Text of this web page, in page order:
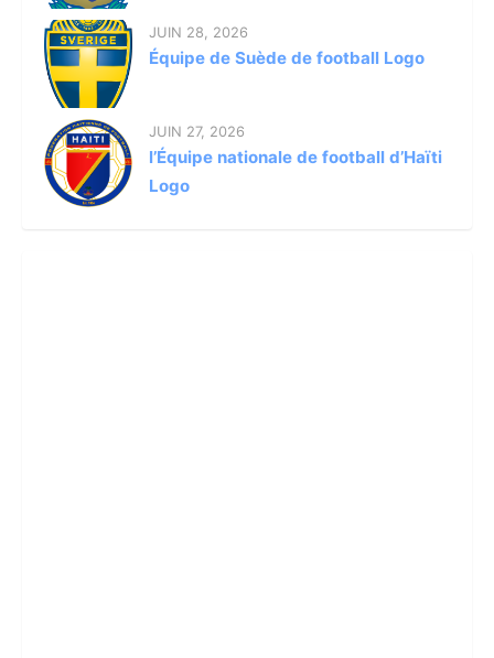
JUIN 28, 2026
Équipe de Suède de football Logo
JUIN 27, 2026
l’Équipe nationale de football d’Haïti
Logo